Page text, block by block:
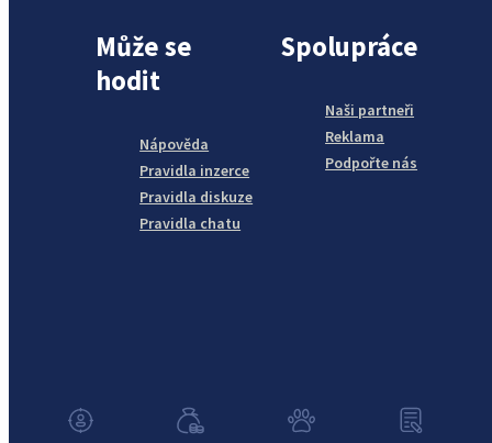
Může se
hodit
Nápověda
Pravidla inzerce
Pravidla diskuze
Pravidla chatu
Spolupráce
Naši partneři
Reklama
Podpořte nás